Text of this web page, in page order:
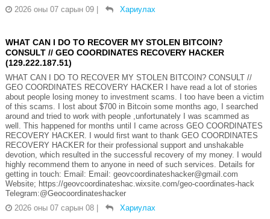
2026 оны 07 сарын 09 | Хариулах
WHAT CAN I DO TO RECOVER MY STOLEN BITCOIN?
CONSULT // GEO COORDINATES RECOVERY HACKER
(129.222.187.51)
WHAT CAN I DO TO RECOVER MY STOLEN BITCOIN? CONSULT //
GEO COORDINATES RECOVERY HACKER I have read a lot of stories
about people losing money to investment scams. I too have been a victim
of this scams. I lost about $700 in Bitcoin some months ago, I searched
around and tried to work with people ,unfortunately I was scammed as
well. This happened for months until I came across GEO COORDINATES
RECOVERY HACKER. I would first want to thank GEO COORDINATES
RECOVERY HACKER for their professional support and unshakable
devotion, which resulted in the successful recovery of my money. I would
highly recommend them to anyone in need of such services. Details for
getting in touch: Email: Email: geovcoordinateshacker@gmail.com
Website; https://geovcoordinateshac.wixsite.com/geo-coordinates-hack
Telegram:@Geocoordinateshacker
2026 оны 07 сарын 08 | Хариулах